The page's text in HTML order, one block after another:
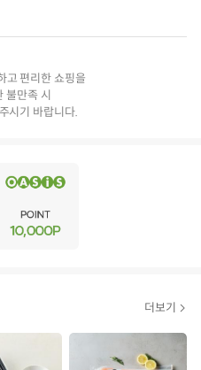
고 편리한 쇼핑을
불만족 시
시기 바랍니다.
더보기